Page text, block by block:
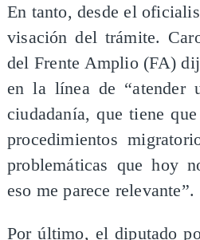
En tanto, desde el
visación del trámite.
del Frente Amplio (FA)
en la línea de “atender
ciudadanía, que tiene
procedimientos
problemáticas que hoy
eso me parece relevante”.
Por último, el diputado